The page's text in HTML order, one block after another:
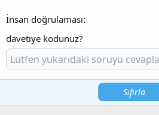
İnsan doğrulaması
davetıye kodunuz?
Sıfırla